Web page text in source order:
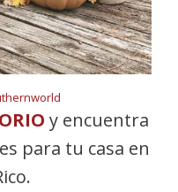
y encuentra
para tu casa en